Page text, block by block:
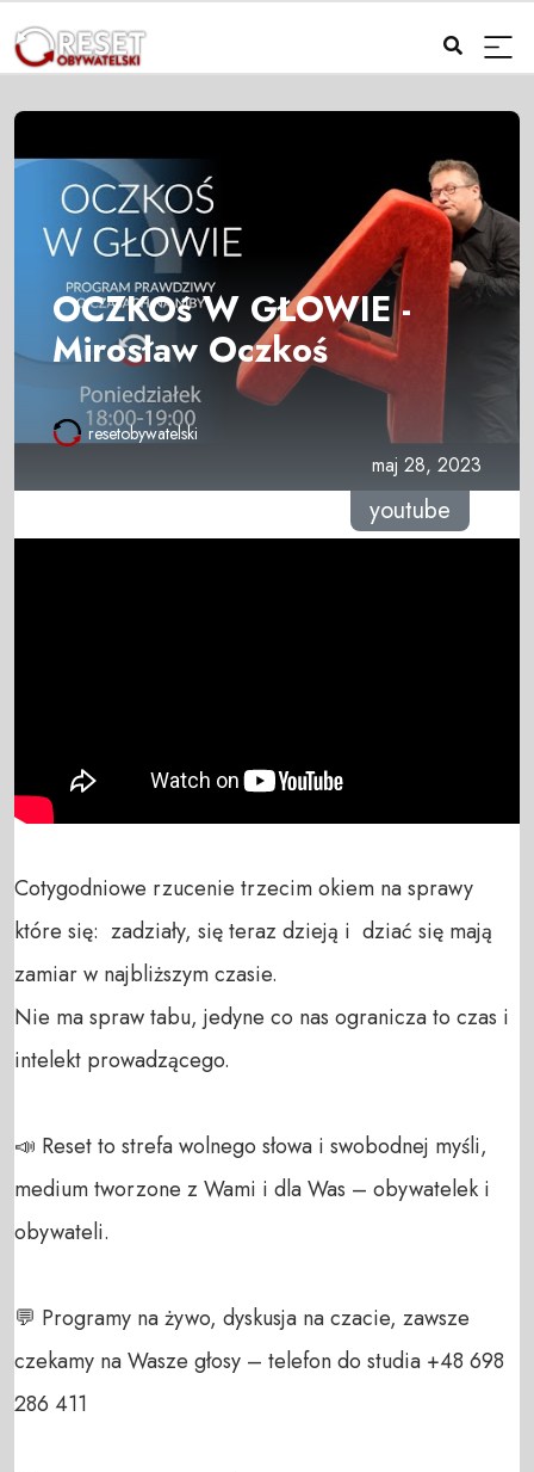
OCZKOś W GŁOWIE -
Mirosław Oczkoś
resetobywatelski
maj 28, 2023
youtube
Cotygodniowe rzucenie trzecim okiem na sprawy
które się:  zadziały, się teraz dzieją i  dziać się mają
zamiar w najbliższym czasie.
Nie ma spraw tabu, jedyne co nas ogranicza to czas i
intelekt prowadzącego.
📣 Reset to strefa wolnego słowa i swobodnej myśli,
medium tworzone z Wami i dla Was – obywatelek i
obywateli.
💬 Programy na żywo, dyskusja na czacie, zawsze
czekamy na Wasze głosy – telefon do studia +48 698
286 411